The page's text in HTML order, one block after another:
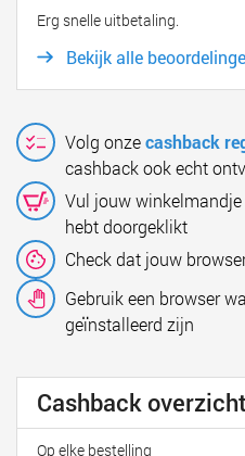
Erg snelle uitbetaling.
Bekijk alle
Volg onzecashback
cashback ook echt
Vul jouw
hebt doorgeklikt
Check dat jouw
Gebruik een browser
geïnstalleerd zijn
Cashback overzicht
Op elke bestelling